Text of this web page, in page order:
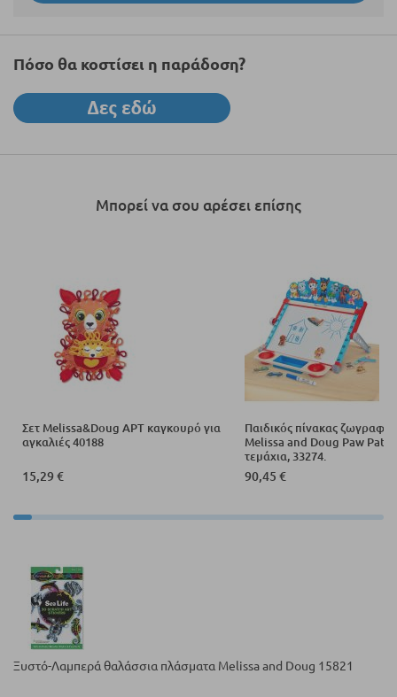
Πόσο θα κοστίσει η παράδοση?
Μπορεί να σου αρέσει επίσης
Σετ Melissa&Doug ΑΡΤ καγκουρό για
αγκαλιές 40188
15,29 €
Παιδικός πίνακας
Melissa and Doug Paw
τεμάχια, 33274.
90,45 €
Ξυστό-Λαμπερά θαλάσσια πλάσματα Melissa and Doug 15821